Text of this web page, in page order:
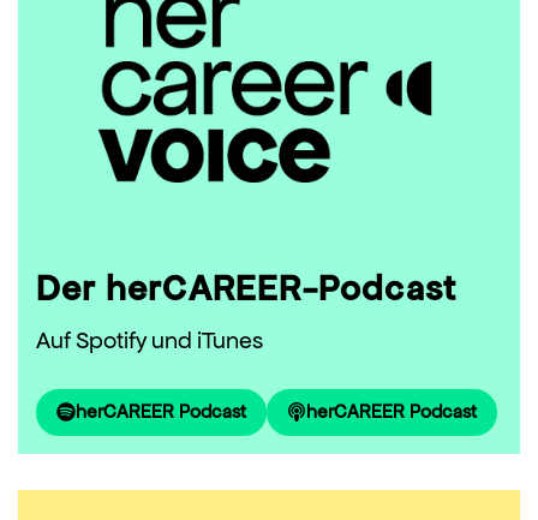
Der herCAREER-Podcast
Auf Spotify und iTunes
herCAREER Podcast herCAREER Podcast